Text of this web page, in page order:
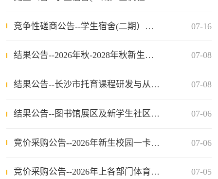
竞争性磋商公告--学生宿舍(二期）空调社会化服务项目 07-16
结果公告--2026年秋-2028年秋新生床上用品定点采购项目（第二次） 07-08
结果公告--长沙市托育课程研发与从业指引手册编制服务项目（第二次） 07-08
结果公告--图书馆展区及新学生社区等校内场地修复项目 07-06
竞价采购公告--2026年新生​校园一卡通实体卡片采购 07-06
竞价采购公告--2026年上各部门体育教学物资及赛事、活动物资汇总购买 07-05